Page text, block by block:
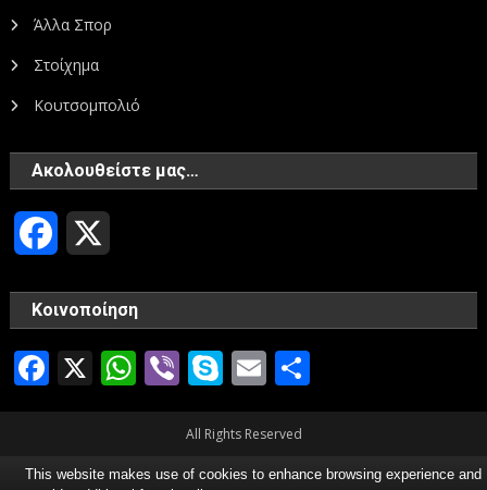
Άλλα Σπορ
Στοίχημα
Κουτσομπολιό
Ακολουθείστε μας…
Facebook
Κοινοποίηση
Facebook
X WhatsApp
ViberSkype
Email
All Rights Reserved
This website makes use of cookies to enhance browsing experience and